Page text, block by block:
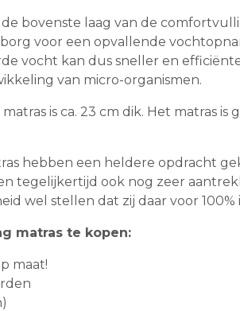
bovenste laag van de
voor een opvallende
vocht kan dus sneller en
van micro-organismen.
is ca. 23 cm dik. Het matras
hebben een heldere opdracht
tegelijkertijd ook nog zeer
wel stellen dat zij daar voor 100%
matras te kopen:
maat!